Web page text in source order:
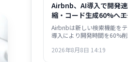
Airbnb、AI導入で開発
縮・コード生成60%へ――
産性の劇的向上を実現
Airbnbは新しい検索機能を
導入により開発時間を60%
80%増加したと発表しました
2026年8月8日 14:19